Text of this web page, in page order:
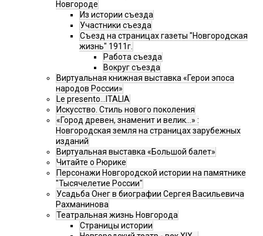
Новгороде
Из истории съезда
Участники съезда
Cъезд на страницах газеты "Новгородская
жизнь" 1911г.
Работа съезда
Вокруг съезда
Виртуальная книжная выставка «Герои эпоса
народов России»
Le presento...ITALIA
Искусство. Стиль нового поколения
«Город древен, знаменит и велик…» :
Новгородская земля на страницах зарубежных
изданий
Виртуальная выставка «Большой балет»
Читайте о Рюрике
Персонажи Новгородской истории на памятнике
"Тысячелетие России"
Усадьба Онег в биографии Сергея Васильевича
Рахманинова
Театральная жизнь Новгорода
Страницы истории